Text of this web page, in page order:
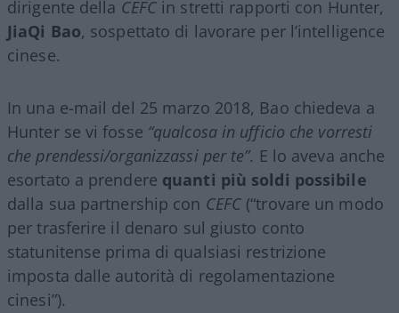
dirigente della CEFC in stretti rapporti con Hunter,
JiaQi Bao, sospettato di lavorare per l’intelligence
cinese.
In una e-mail del 25 marzo 2018, Bao chiedeva a
Hunter se vi fosse “qualcosa in ufficio che vorresti
che prendessi/organizzassi per te”. E lo aveva anche
esortato a prendere quanti più soldi possibile
dalla sua partnership con CEFC (“trovare un modo
per trasferire il denaro sul giusto conto
statunitense prima di qualsiasi restrizione
imposta dalle autorità di regolamentazione
cinesi”).